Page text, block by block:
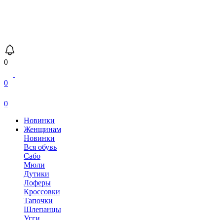
0
0
0
Новинки
Женщинам
Новинки
Вся обувь
Сабо
Мюли
Дутики
Лоферы
Кроссовки
Тапочки
Шлепанцы
Угги